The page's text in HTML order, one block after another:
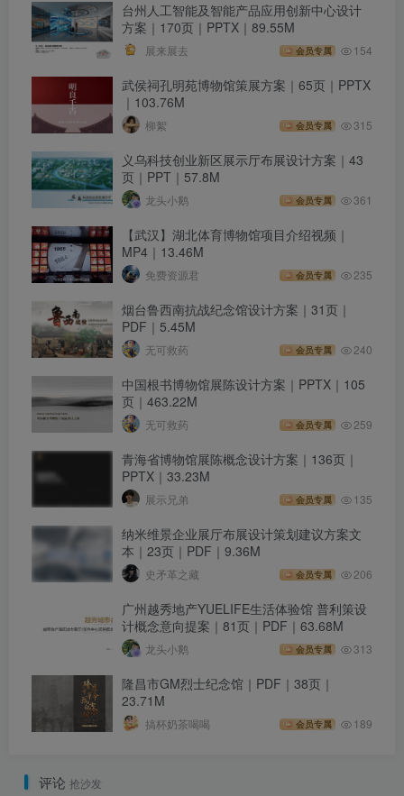
台州人工智能及智能产品应用创新中心设计
方案｜170页｜PPTX｜89.55M
展来展去 会员专属 154
武侯祠孔明苑博物馆策展方案｜65页｜PPTX
｜103.76M
柳絮 会员专属 315
义乌科技创业新区展示厅布展设计方案｜43
页｜PPT｜57.8M
龙头小鹅 会员专属 361
【武汉】湖北体育博物馆项目介绍视频｜
MP4｜13.46M
免费资源君 会员专属 235
烟台鲁西南抗战纪念馆设计方案｜31页｜
PDF｜5.45M
无可救药 会员专属 240
中国根书博物馆展陈设计方案｜PPTX｜105
页｜463.22M
无可救药 会员专属 259
青海省博物馆展陈概念设计方案｜136页｜
PPTX｜33.23M
展示兄弟 会员专属 135
纳米维景企业展厅布展设计策划建议方案文
本｜23页｜PDF｜9.36M
史矛革之藏 会员专属 206
广州越秀地产YUELIFE生活体验馆 普利策设
计概念意向提案｜81页｜PDF｜63.68M
龙头小鹅 会员专属 313
隆昌市GM烈士纪念馆｜PDF｜38页｜
23.71M
搞杯奶茶喝喝 会员专属 189
评论 抢沙发